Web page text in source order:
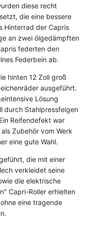
diese recht
die eine bessere
Hinterrad der Capris
an zwei ölgedämpften
federten den
Federbein ab.
hinten 12 Zoll groß
ausgeführt.
Lösung
durch Stahlpressfelgen
Reifendefekt war
Zubehör vom Werk
eine gute Wahl.
die mit einer
verkleidet seine
die elektrische
Capri-Roller erhielten
eine tragende